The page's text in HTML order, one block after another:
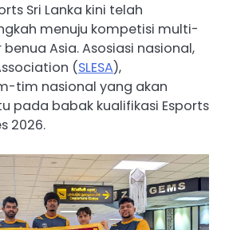
Sri Lanka kini telah
menuju kompetisi multi-
Asia. Asosiasi nasional,
(SLESA),
tim nasional yang akan
pada babak kualifikasi Esports
2026.